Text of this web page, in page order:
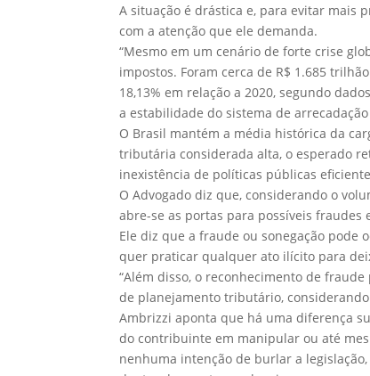
A situação é drástica e, para evitar mais
com a atenção que ele demanda.
“Mesmo em um cenário de forte crise
impostos. Foram cerca de R$ 1.685
18,13% em relação a 2020, segundo
a estabilidade do sistema de
O Brasil mantém a média histórica da
tributária considerada alta, o esperado
inexistência de políticas públicas
O Advogado diz que, considerando o
abre-se as portas para possíveis fraudes
Ele diz que a fraude ou sonegação
quer praticar qualquer ato ilícito para
“Além disso, o reconhecimento de
de planejamento tributário,
Ambrizzi aponta que há uma diferença
do contribuinte em manipular ou até
nenhuma intenção de burlar a